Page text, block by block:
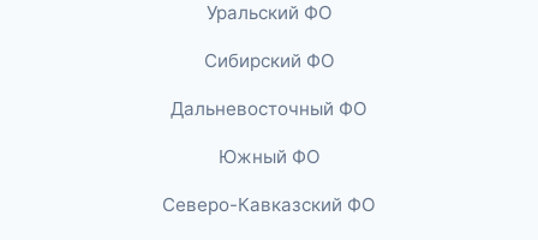
Уральский ФО
Сибирский ФО
Дальневосточный ФО
Южный ФО
Северо-Кавказский ФО